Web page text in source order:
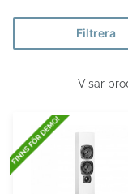
Filtrera
Visar